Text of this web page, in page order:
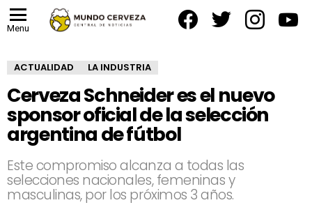
Menu
ACTUALIDAD LA INDUSTRIA
Cerveza Schneider es el nuevo
sponsor oficial de la selección
argentina de fútbol
Este compromiso alcanza a todas las
selecciones nacionales, femeninas y
masculinas, por los próximos 3 años.